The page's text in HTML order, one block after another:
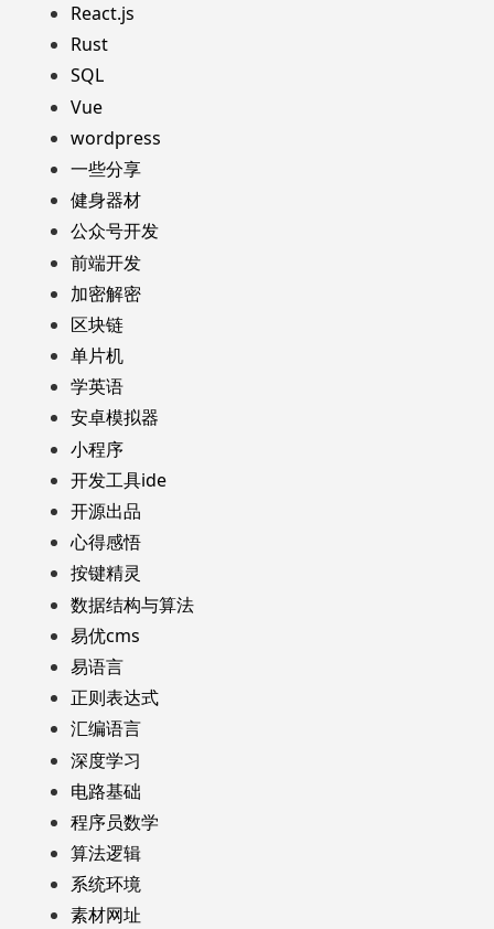
React.js
Rust
SQL
Vue
wordpress
一些分享
健身器材
公众号开发
前端开发
加密解密
区块链
单片机
学英语
安卓模拟器
小程序
开发工具ide
开源出品
心得感悟
按键精灵
数据结构与算法
易优cms
易语言
正则表达式
汇编语言
深度学习
电路基础
程序员数学
算法逻辑
系统环境
素材网址